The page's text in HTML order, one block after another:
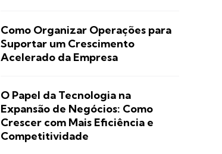
Como Organizar Operações para
Suportar um Crescimento
Acelerado da Empresa
O Papel da Tecnologia na
Expansão de Negócios: Como
Crescer com Mais Eficiência e
Competitividade